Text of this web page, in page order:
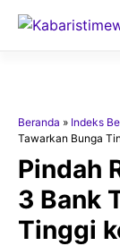
Langsung
Beranda » Indeks
Tawarkan Bunga
Pindah
3 Bank
Tinggi